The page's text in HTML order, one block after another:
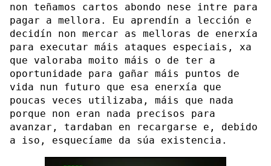
non teñamos cartos abondo nese intre para
pagar a mellora. Eu aprendín a lección e
decidín non mercar as melloras de enerxía
para executar máis ataques especiais, xa
que valoraba moito máis o de ter a
oportunidade para gañar máis puntos de
vida nun futuro que esa enerxía que
poucas veces utilizaba, máis que nada
porque non eran nada precisos para
avanzar, tardaban en recargarse e, debido
a iso, esquecíame da súa existencia.